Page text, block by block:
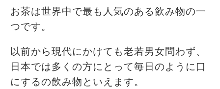
お茶は世界中で最も人気のある飲み物の一
つです。
以前から現代にかけても老若男女問わず、
日本では多くの方にとって毎日のように口
にするの飲み物といえます。